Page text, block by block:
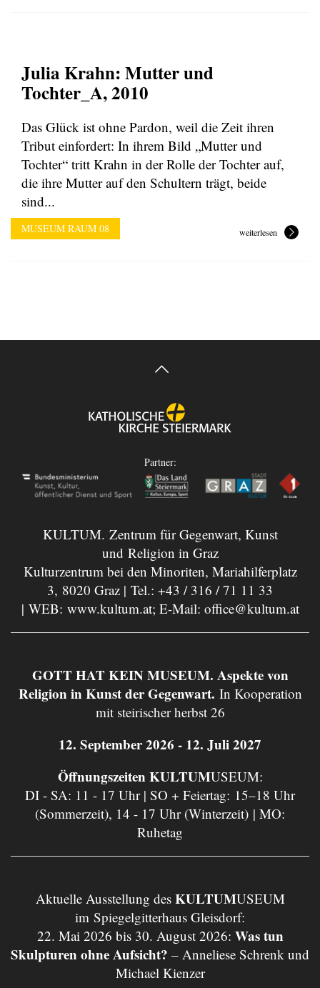
MUSEUM RAUM 08
Julia Krahn: Mutter und
Tochter_A, 2010
Das Glück ist ohne Pardon, weil die Zeit ihren
Tribut einfordert: In ihrem Bild „Mutter und
Tochter“ tritt Krahn in der Rolle der Tochter auf,
die ihre Mutter auf den Schultern trägt, beide
sind...
weiterlesen
Partner:
KULTUM. Zentrum für Gegenwart, Kunst
und Religion in Graz
Kulturzentrum bei den Minoriten, Mariahilferplatz
3, 8020 Graz | Tel.: +43 / 316 / 71 11 33
| WEB: www.kultum.at; E-Mail: office@kultum.at
GOTT HAT KEIN MUSEUM. Aspekte von
Religion in Kunst der Gegenwart. In Kooperation
mit steirischer herbst 26
12. September 2026 - 12. Juli 2027
Öffnungszeiten KULTUMUSEUM:
DI - SA: 11 - 17 Uhr | SO + Feiertag: 15–18 Uhr
(Sommerzeit), 14 - 17 Uhr (Winterzeit) | MO:
Ruhetag
Aktuelle Ausstellung des KULTUMUSEUM
im Spiegelgitterhaus Gleisdorf:
22. Mai 2026 bis 30. August 2026: Was tun
Skulpturen ohne Aufsicht? – Anneliese Schrenk und
Michael Kienzer